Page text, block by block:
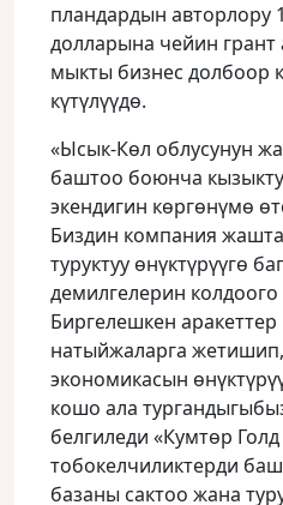
пландардын
долларына чейин
мыкты бизнес
күтүлүүдө.
«Ысык-Көл облусунун
баштоо боюнча
экендигин көргөнүмө
Биздин компания
туруктуу өнүктүрүүгө
демилгелерин
Биргелешкен
натыйжаларга
экономикасын
кошо ала
белгиледи «Кумтөр
тобокелчиликтерди
базаны сактоо жана